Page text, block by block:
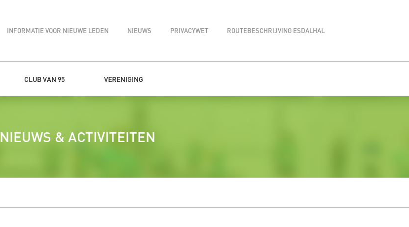
INFORMATIE VOOR NIEUWE LEDEN NIEUWS PRIVACYWET ROUTEBESCHRIJVING ESDALHAL
CLUB VAN 95 VERENIGING
NIEUWS & ACTIVITEITEN